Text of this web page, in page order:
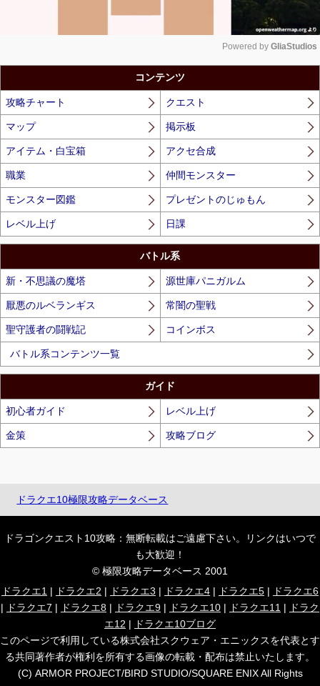
Powered by GliaStudios
コンテンツ
攻略チャート クエスト
マップ 掲示板
アイテム・白宝箱 アクセ合成
職業 仲間モンスター
モンスター図鑑 プレゼントのじゅもん
レベル上げ 日課
バトル系
新・不思議の魔塔 源世庫パニガルム
厭悪のルベランギス 常闇の聖戦
聖守護者の闘戦記 コインボス
バトル系コンテンツ一覧
ガイド
初心者ガイド レベル上げ
金策 攻略ブログ
ドラクエ10極限攻略データベース
ドラゴンクエスト10攻略：無断転載はご遠慮下さい。リンクはいつで
も大歓迎！
© 極限攻略データベース 2001
ドラクエ1 | ドラクエ2 | ドラクエ3 | ドラクエ4 | ドラクエ5 |
ドラクエ6
|
ドラクエ7 | ドラクエ8 | ドラクエ9 | ドラクエ10 | ドラクエ11 |
ドラク
エ12 |
ドラクエ10ブログ
このページで利用している株式会社スクウェア・エニックスを代表とす
る共同著作者が権利を所有する画像の転載・配布は禁止いたします。
(C) ARMOR PROJECT/BIRD STUDIO/SQUARE ENIX All Rights